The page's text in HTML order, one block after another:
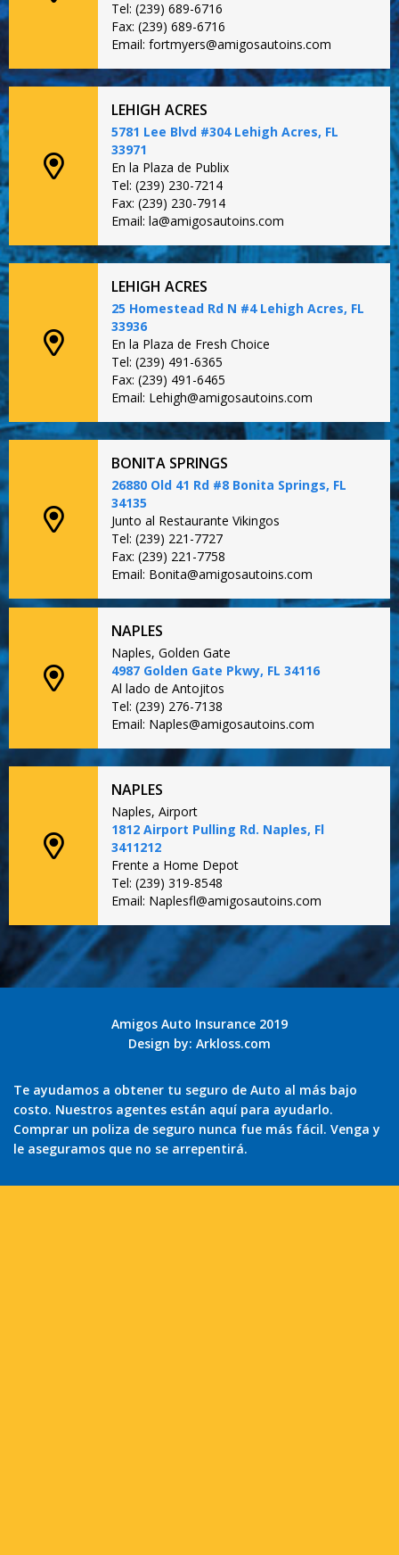
Tel: (239) 689-6716
Fax: (239) 689-6716
Email: fortmyers@amigosautoins.com
LEHIGH ACRES
5781 Lee Blvd #304 Lehigh Acres, FL
33971
En la Plaza de Publix
Tel: (239) 230-7214
Fax: (239) 230-7914
Email: la@amigosautoins.com
LEHIGH ACRES
25 Homestead Rd N #4 Lehigh Acres, FL
33936
En la Plaza de Fresh Choice
Tel: (239) 491-6365
Fax: (239) 491-6465
Email: Lehigh@amigosautoins.com
BONITA SPRINGS
26880 Old 41 Rd #8 Bonita Springs, FL
34135
Junto al Restaurante Vikingos
Tel: (239) 221-7727
Fax: (239) 221-7758
Email: Bonita@amigosautoins.com
NAPLES
Naples, Golden Gate
4987 Golden Gate Pkwy, FL 34116
Al lado de Antojitos
Tel: (239) 276-7138
Email: Naples@amigosautoins.com
NAPLES
Naples, Airport
1812 Airport Pulling Rd. Naples, Fl
3411212
Frente a Home Depot
Tel: (239) 319-8548
Email: Naplesfl@amigosautoins.com
Amigos Auto Insurance 2019
Design by: Arkloss.com
Te ayudamos a obtener tu seguro de Auto al más bajo
costo. Nuestros agentes están aquí para ayudarlo.
Comprar un poliza de seguro nunca fue más fácil. Venga y
le aseguramos que no se arrepentirá.